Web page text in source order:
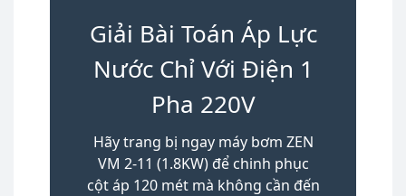
Giải Bài Toán Áp Lực
Nước Chỉ Với Điện 1
Pha 220V
Hãy trang bị ngay máy bơm ZEN
VM 2-11 (1.8KW) để chinh phục
cột áp 120 mét mà không cần đến